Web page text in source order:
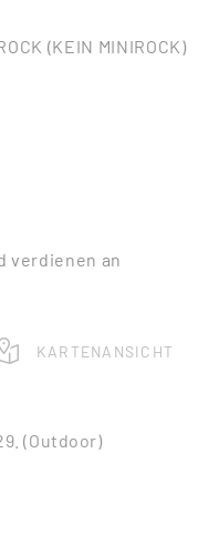
(KEIN MINIROCK)
verdienen an
KARTENANSICHT
(Outdoor)